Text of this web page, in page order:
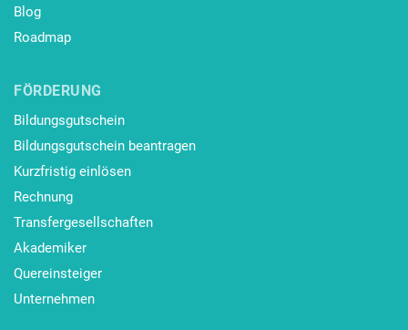
Blog
Roadmap
FÖRDERUNG
Bildungsgutschein
Bildungsgutschein beantragen
Kurzfristig einlösen
Rechnung
Transfergesellschaften
Akademiker
Quereinsteiger
Unternehmen